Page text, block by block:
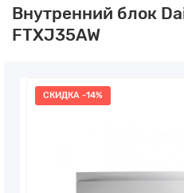
Внутренний блок
FTXJ35AW
СКИДКА -14%